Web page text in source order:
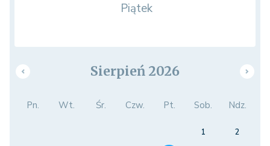
Piątek
Sierpień 2026
Pn. Wt. Śr. Czw. Pt. Sob. Ndz.
1
2